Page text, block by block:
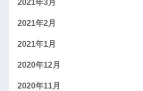
2021年3月
2021年2月
2021年1月
2020年12月
2020年11月